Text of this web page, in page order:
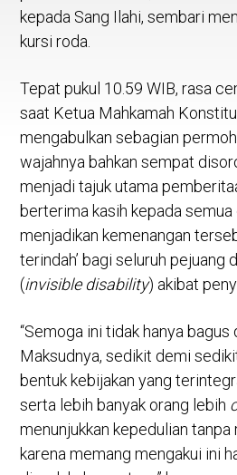
kepada Sang Ilahi, sembari
kursi roda.
Tepat pukul 10.59 WIB, rasa
saat Ketua Mahkamah
mengabulkan sebagian
wajahnya bahkan sempat
menjadi tajuk utama
berterima kasih kepada semua
menjadikan kemenangan
terindah’ bagi seluruh pejuang
(invisible disability) akibat
“Semoga ini tidak hanya bagus
Maksudnya, sedikit demi
bentuk kebijakan yang
serta lebih banyak orang lebih
menunjukkan kepedulian tanpa
karena memang mengakui ini